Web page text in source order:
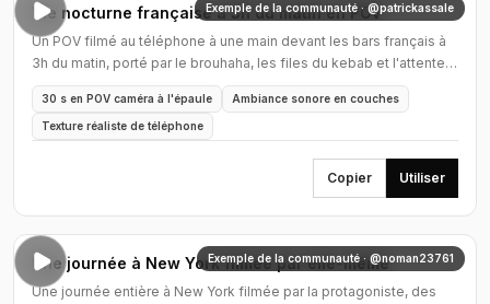
Exemple de la communauté · @patrickassale
Vie nocturne française à 3h du matin en POV
Un POV filmé au téléphone à une main devant les bars français à
3h du matin, porté par le brouhaha, les files du kebab et l'attente
du Uber plutôt que par une intrigue.
30 s en POV caméra à l'épaule Ambiance sonore en couches
Texture réaliste de téléphone
Copier Utiliser
Exemple de la communauté · @noman23761
Une journée à New York filmée par elle-même
Une journée entière à New York filmée par la protagoniste, des